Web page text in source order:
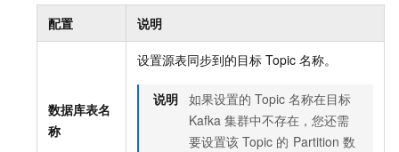
配置 说明
数据库表名
称
设置源表同步到的目标 Topic 名称。
说明 如果设置的 Topic 名称在目标
Kafka 集群中不存在，您还需
要设置该 Topic 的 Partition 数